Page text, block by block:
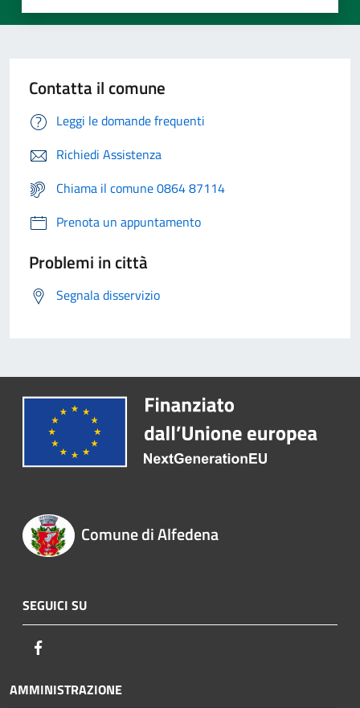
Contatta il comune
Leggi le domande frequenti
Richiedi Assistenza
Chiama il comune 0864 87114
Prenota un appuntamento
Problemi in città
Segnala disservizio
Comune di Alfedena
SEGUICI SU
AMMINISTRAZIONE